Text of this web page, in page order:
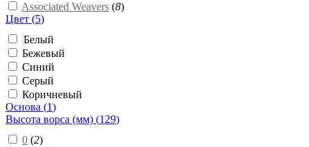
Associated Weavers (8)
Цвет (5)
Белый
Бежевый
Синий
Серый
Коричневый
Основа (1)
Высота ворса (мм) (129)
0 (2)